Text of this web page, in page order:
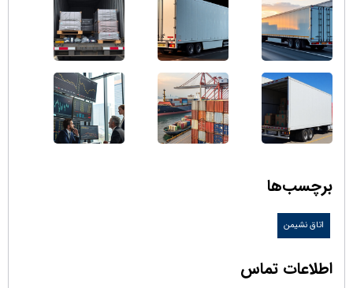
برچسب‌ها
اتاق نشیمن
اطلاعات تماس